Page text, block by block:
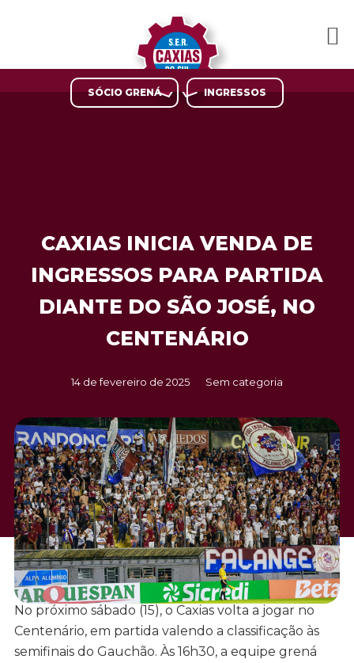
SÓCIO GRENÁ INGRESSOS
CAXIAS INICIA VENDA DE
INGRESSOS PARA PARTIDA
DIANTE DO SÃO JOSÉ, NO
CENTENÁRIO
14 de fevereiro de 2025 Sem categoria
No próximo sábado (15), o Caxias volta a jogar no
Centenário, em partida valendo a classificação às
semifinais do Gauchão. Às 16h30, a equipe grená